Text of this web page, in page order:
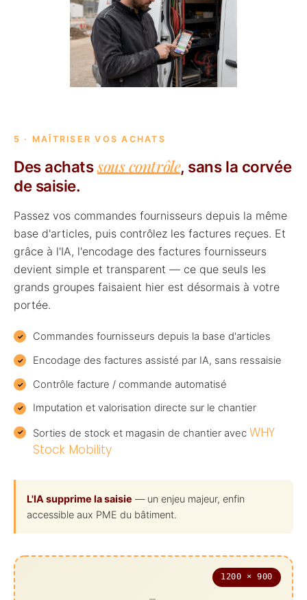
5 · MAÎTRISER VOS ACHATS
Des achatssous contrôle, sans la corvée
de saisie.
Passez vos commandes fournisseurs depuis la même
base d'articles, puis contrôlez les factures reçues. Et
grâce à l'IA, l'encodage des factures fournisseurs
devient simple et transparent — ce que seuls les
grands groupes faisaient hier est désormais à votre
portée.
Commandes fournisseurs depuis la base d'articles
Encodage des factures assisté par IA, sans ressaisie
Contrôle facture / commande automatisé
Imputation et valorisation directe sur le chantier
Sorties de stock et magasin de chantier avec WHY
Stock Mobility
L'IA supprime la saisie — un enjeu majeur, enfin
accessible aux PME du bâtiment.
1200 × 900